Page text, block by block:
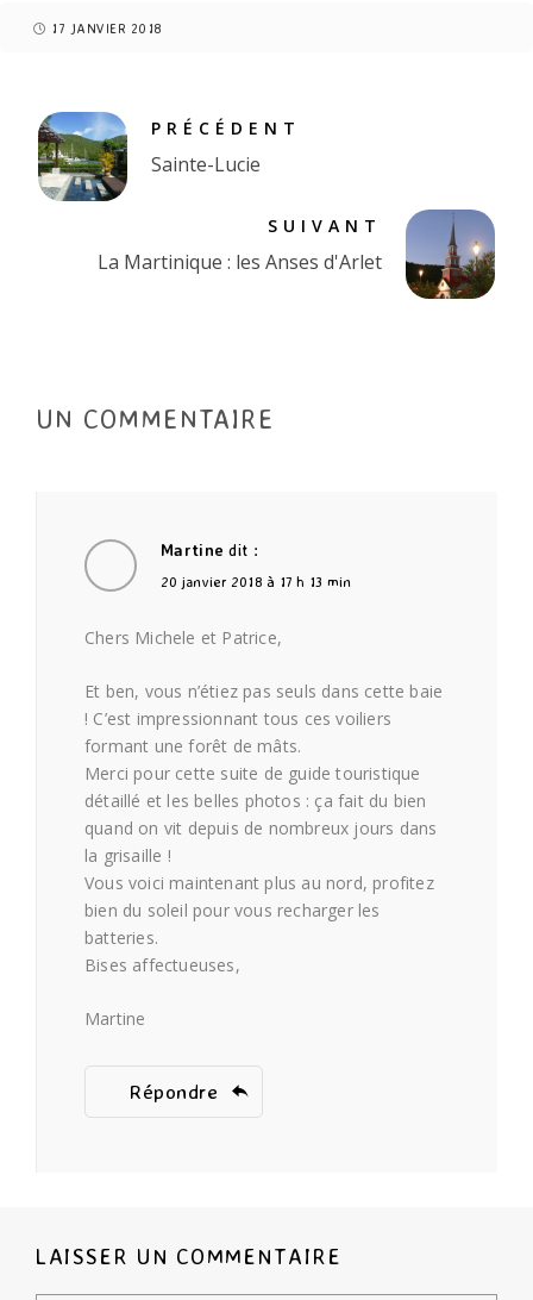
17 JANVIER 2018
PRÉCÉDENT
Sainte-Lucie
SUIVANT
La Martinique : les Anses d'Arlet
UN COMMENTAIRE
Martine dit :
20 janvier 2018 à 17 h 13 min
Chers Michele et Patrice,
Et ben, vous n’étiez pas seuls dans cette baie
! C’est impressionnant tous ces voiliers
formant une forêt de mâts.
Merci pour cette suite de guide touristique
détaillé et les belles photos : ça fait du bien
quand on vit depuis de nombreux jours dans
la grisaille !
Vous voici maintenant plus au nord, profitez
bien du soleil pour vous recharger les
batteries.
Bises affectueuses,
Martine
Répondre
LAISSER UN COMMENTAIRE